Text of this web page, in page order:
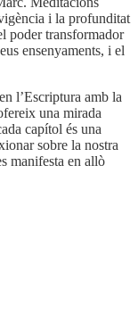
i la profunditat
poder transformador
ensenyaments, i el
l’Escriptura amb la
una mirada
capítol és una
sobre la nostra
manifesta en allò